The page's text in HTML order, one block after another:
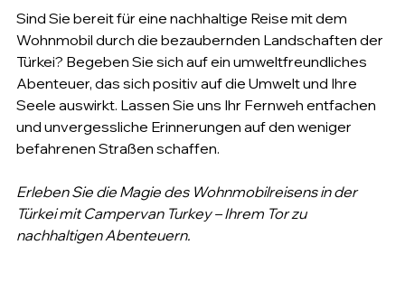
Sind Sie bereit für eine nachhaltige Reise mit dem
Wohnmobil durch die bezaubernden Landschaften der
Türkei? Begeben Sie sich auf ein umweltfreundliches
Abenteuer, das sich positiv auf die Umwelt und Ihre
Seele auswirkt. Lassen Sie uns Ihr Fernweh entfachen
und unvergessliche Erinnerungen auf den weniger
befahrenen Straßen schaffen.
Erleben Sie die Magie des Wohnmobilreisens in der
Türkei mit Campervan Turkey – Ihrem Tor zu
nachhaltigen Abenteuern.